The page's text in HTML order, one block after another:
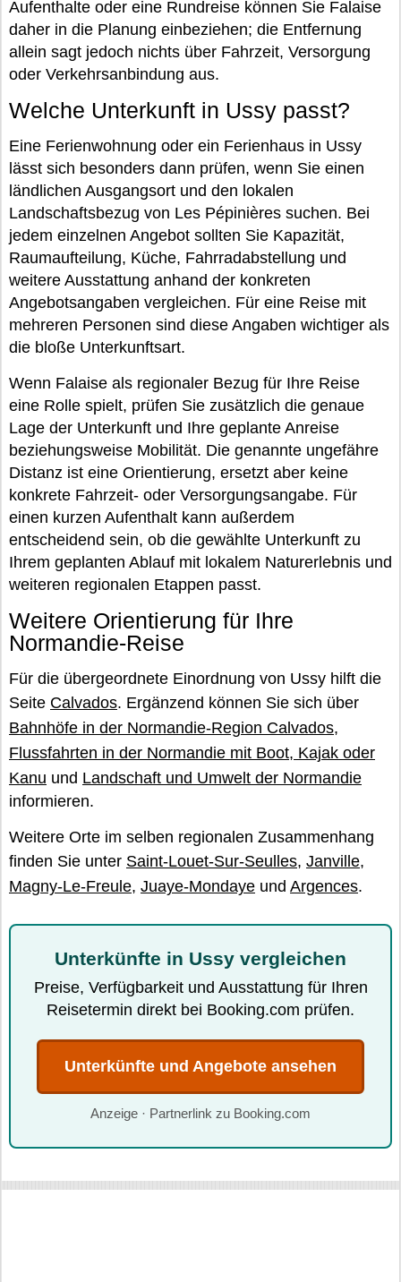
Aufenthalte oder eine Rundreise können Sie Falaise
daher in die Planung einbeziehen; die Entfernung
allein sagt jedoch nichts über Fahrzeit, Versorgung
oder Verkehrsanbindung aus.
Welche Unterkunft in Ussy passt?
Eine Ferienwohnung oder ein Ferienhaus in Ussy
lässt sich besonders dann prüfen, wenn Sie einen
ländlichen Ausgangsort und den lokalen
Landschaftsbezug von Les Pépinières suchen. Bei
jedem einzelnen Angebot sollten Sie Kapazität,
Raumaufteilung, Küche, Fahrradabstellung und
weitere Ausstattung anhand der konkreten
Angebotsangaben vergleichen. Für eine Reise mit
mehreren Personen sind diese Angaben wichtiger als
die bloße Unterkunftsart.
Wenn Falaise als regionaler Bezug für Ihre Reise
eine Rolle spielt, prüfen Sie zusätzlich die genaue
Lage der Unterkunft und Ihre geplante Anreise
beziehungsweise Mobilität. Die genannte ungefähre
Distanz ist eine Orientierung, ersetzt aber keine
konkrete Fahrzeit- oder Versorgungsangabe. Für
einen kurzen Aufenthalt kann außerdem
entscheidend sein, ob die gewählte Unterkunft zu
Ihrem geplanten Ablauf mit lokalem Naturerlebnis und
weiteren regionalen Etappen passt.
Weitere Orientierung für Ihre
Normandie-Reise
Für die übergeordnete Einordnung von Ussy hilft die
Seite Calvados. Ergänzend können Sie sich über
Bahnhöfe in der Normandie-Region Calvados,
Flussfahrten in der Normandie mit Boot, Kajak oder
Kanu und Landschaft und Umwelt der Normandie
informieren.
Weitere Orte im selben regionalen Zusammenhang
finden Sie unter Saint-Louet-Sur-Seulles, Janville,
Magny-Le-Freule, Juaye-Mondaye und Argences.
Unterkünfte in Ussy vergleichen
Preise, Verfügbarkeit und Ausstattung für Ihren
Reisetermin direkt bei Booking.com prüfen.
Unterkünfte und Angebote ansehen
Anzeige · Partnerlink zu Booking.com